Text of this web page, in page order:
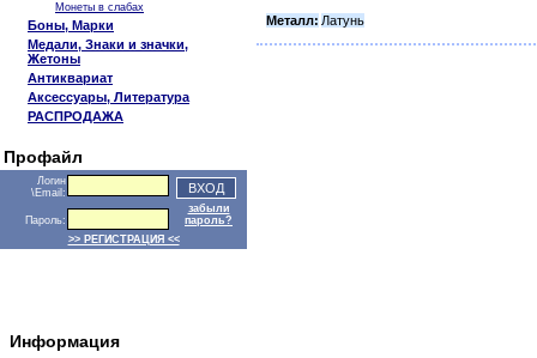
Монеты в слабах
Боны, Марки
Медали, Знаки и значки,
Жетоны
Антиквариат
Аксессуары, Литература
РАСПРОДАЖА
Профайл
Логин
\Email:
Пароль:
забыли
пароль?
>> РЕГИСТРАЦИЯ <<
Информация
Металл: Латунь